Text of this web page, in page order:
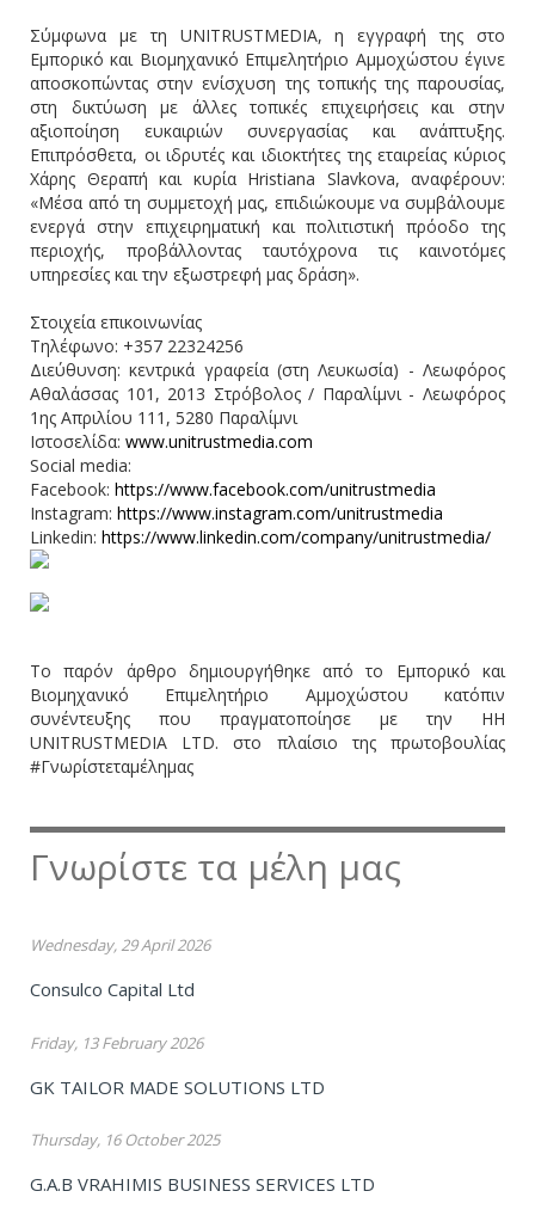
Σύμφωνα με τη UNITRUSTMEDIA, η εγγραφή της στο
Εμπορικό και Βιομηχανικό Επιμελητήριο Αμμοχώστου έγινε
αποσκοπώντας στην ενίσχυση της τοπικής της παρουσίας,
στη δικτύωση με άλλες τοπικές επιχειρήσεις και στην
αξιοποίηση ευκαιριών συνεργασίας και ανάπτυξης.
Επιπρόσθετα, οι ιδρυτές και ιδιοκτήτες της εταιρείας κύριος
Χάρης Θεραπή και κυρία Hristiana Slavkova, αναφέρουν:
«Μέσα από τη συμμετοχή μας, επιδιώκουμε να συμβάλουμε
ενεργά στην επιχειρηματική και πολιτιστική πρόοδο της
περιοχής, προβάλλοντας ταυτόχρονα τις καινοτόμες
υπηρεσίες και την εξωστρεφή μας δράση».
Στοιχεία επικοινωνίας
Τηλέφωνο: +357 22324256
Διεύθυνση: κεντρικά γραφεία (στη Λευκωσία) - Λεωφόρος
Αθαλάσσας 101, 2013 Στρόβολος / Παραλίμνι - Λεωφόρος
1ης Απριλίου 111, 5280 Παραλίμνι
Ιστοσελίδα: www.unitrustmedia.com
Social media:
Facebook: https://www.facebook.com/unitrustmedia
Instagram: https://www.instagram.com/unitrustmedia
Linkedin: https://www.linkedin.com/company/unitrustmedia/
Το παρόν άρθρο δημιουργήθηκε από το Εμπορικό και
Βιομηχανικό Επιμελητήριο Αμμοχώστου κατόπιν
συνέντευξης που πραγματοποίησε με την HH
UNITRUSTMEDIA LTD. στο πλαίσιο της πρωτοβουλίας
#Γνωρίστεταμέλημας
Γνωρίστε τα μέλη μας
Wednesday, 29 April 2026
Consulco Capital Ltd
Friday, 13 February 2026
GK TAILOR MADE SOLUTIONS LTD
Thursday, 16 October 2025
G.A.B VRAHIMIS BUSINESS SERVICES LTD